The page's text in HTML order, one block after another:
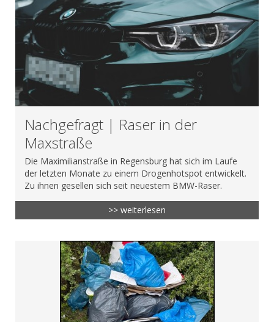
Nachgefragt | Raser in der
Maxstraße
Die Maximilianstraße in Regensburg hat sich im Laufe
der letzten Monate zu einem Drogenhotspot entwickelt.
Zu ihnen gesellen sich seit neuestem BMW-Raser.
>> weiterlesen